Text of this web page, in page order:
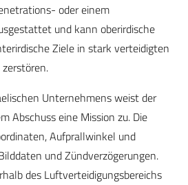
oder einem
und kann oberirdische
Ziele in stark verteidigten
Unternehmens weist der
Abschuss eine Mission zu. Die
Aufprallwinkel und
und Zündverzögerungen.
des Luftverteidigungsbereichs